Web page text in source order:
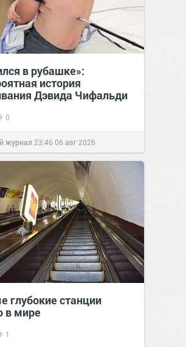
в рубашке»:
история
Дэвида Чифальди
0
журнал 23:4606 авг 2026
глубокие станции
в мире
1